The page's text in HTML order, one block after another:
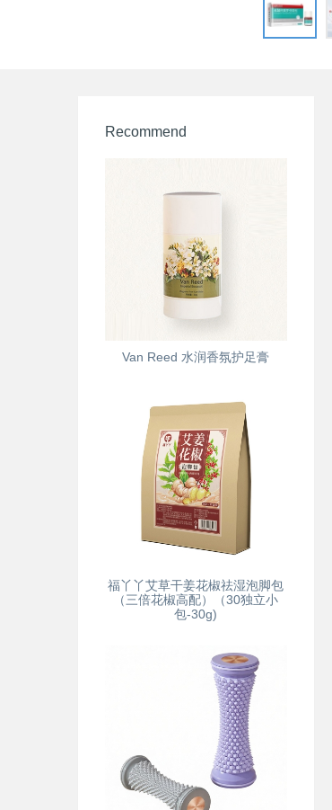
Recommend
Van Reed 水润香氛护足膏
福丫丫艾草干姜花椒祛湿泡脚包
（三倍花椒高配）（30独立小
包-30g)